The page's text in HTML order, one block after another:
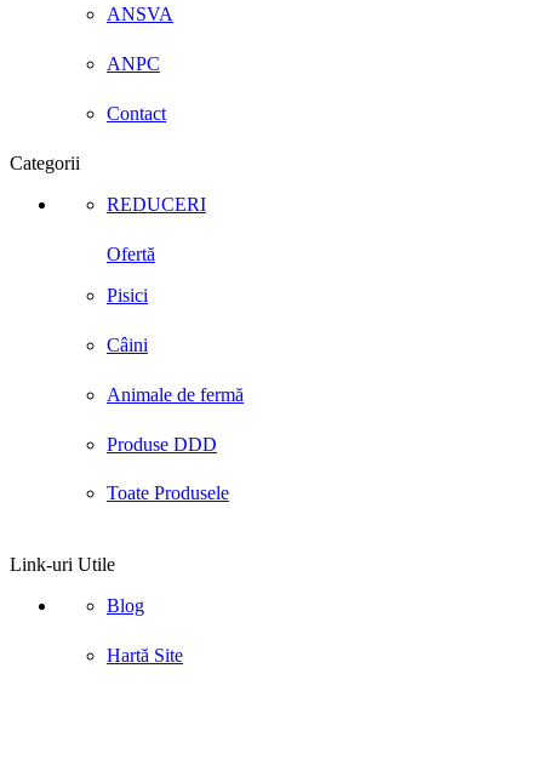
ANSVA
ANPC
Contact
Categorii
REDUCERI
Ofertă
Pisici
Câini
Animale de fermă
Produse DDD
Toate Produsele
Link-uri Utile
Blog
Hartă Site